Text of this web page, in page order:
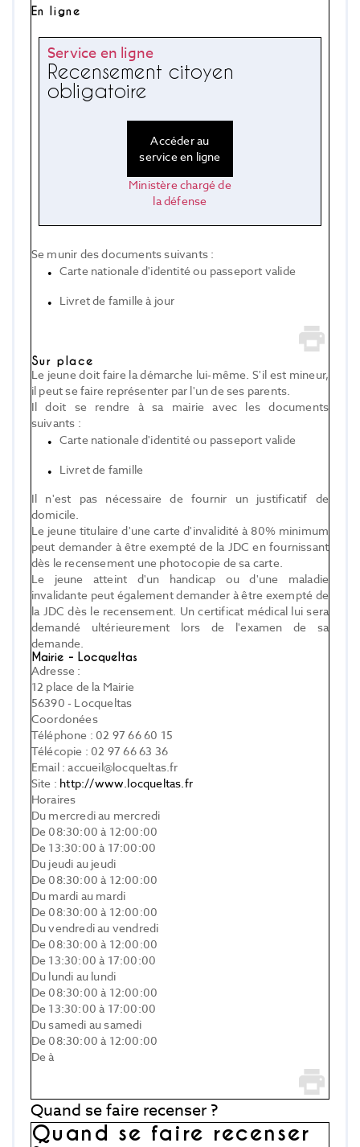
En ligne
Service en ligne
Recensement citoyen
obligatoire
Accéder au
service en ligne
Ministère chargé de
la défense
Se munir des documents suivants :
Carte nationale d'identité ou passeport valide
Livret de famille à jour
Sur place
Le jeune doit faire la démarche lui-même. S'il est mineur,
il peut se faire représenter par l'un de ses parents.
Il doit se rendre à sa mairie avec les documents
suivants :
Carte nationale d'identité ou passeport valide
Livret de famille
Il n'est pas nécessaire de fournir un justificatif de
domicile.
Le jeune titulaire d'une carte d'invalidité à 80% minimum
peut demander à être exempté de la JDC en fournissant
dès le recensement une photocopie de sa carte.
Le jeune atteint d'un handicap ou d'une maladie
invalidante peut également demander à être exempté de
la JDC dès le recensement. Un certificat médical lui sera
demandé ultérieurement lors de l'examen de sa
demande.
Mairie - Locqueltas
Adresse :
12 place de la Mairie
56390 - Locqueltas
Coordonées
Téléphone : 02 97 66 60 15
Télécopie : 02 97 66 63 36
Email : accueil@locqueltas.fr
Site : http://www.locqueltas.fr
Horaires
Du mercredi au mercredi
De 08:30:00 à 12:00:00
De 13:30:00 à 17:00:00
Du jeudi au jeudi
De 08:30:00 à 12:00:00
Du mardi au mardi
De 08:30:00 à 12:00:00
Du vendredi au vendredi
De 08:30:00 à 12:00:00
De 13:30:00 à 17:00:00
Du lundi au lundi
De 08:30:00 à 12:00:00
De 13:30:00 à 17:00:00
Du samedi au samedi
De 08:30:00 à 12:00:00
De à
Quand se faire recenser ?
Quand se faire recenser